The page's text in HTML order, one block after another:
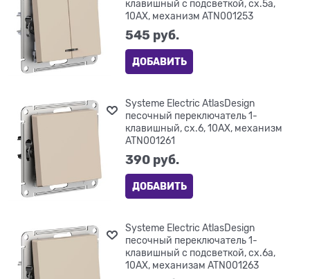
клавишный с подсветкой, сх.5а,
10АХ, механизм ATN001253
545 руб.
ДОБАВИТЬ
Systeme Electric AtlasDesign
песочный переключатель 1-
клавишный, сх.6, 10АХ, механизм
ATN001261
390 руб.
ДОБАВИТЬ
Systeme Electric AtlasDesign
песочный переключатель 1-
клавишный с подсветкой, сх.6а,
10АХ, механизам ATN001263